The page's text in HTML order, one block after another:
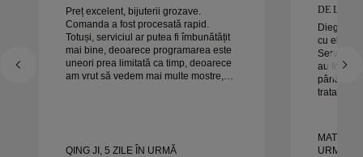
Preț excelent, bijuterii grozave.
Comanda a fost procesată rapid.
Totuși, serviciul ar putea fi îmbunătățit
mai bine, deoarece programarea este
uneori prea limitată ca timp, deoarece
am vrut să vedem mai multe mostre,
QING JI, 5 ZILE ÎN URMĂ
DE
Diego a
cu el
Serviciul
au fost
până la
tratat
frumoase
URMĂ